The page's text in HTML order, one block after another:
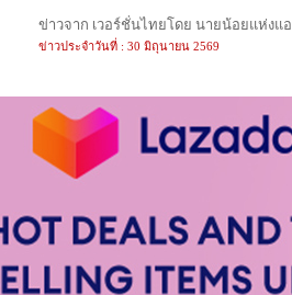
ข่าวจาก เวอร์ชั่นไทยโดย นายน้อยแห่งแ
ข่าวประจำวันที่ : 30 มิถุนายน 2569